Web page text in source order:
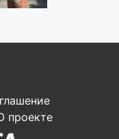
проекте